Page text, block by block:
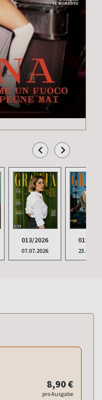
013/2026
07.07.2026
012/
8,90 €
pro Ausgabe